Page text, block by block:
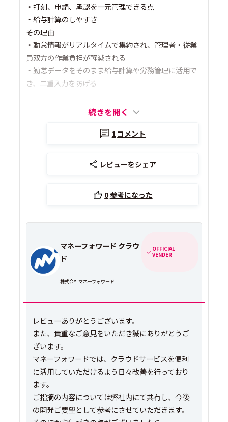
・打刻、申請、承認を一元管理できる点
・給与計算のしやすさ
その理由
・勤怠情報がリアルタイムで集約され、管理者・従業
員双方の作業負担が軽減される
・勤怠データをそのまま給与計算や労務管理に活用で
き、二重入力を防げる
続きを開く
1 コメント
レビューをシェア
0参考になった
マネーフォワード クラウ
ド
OFFICIAL
VENDER
株式会社マネーフォワード｜
レビューありがとうございます。
また、貴重なご意見をいただき誠にありがとうご
ざいます。
マネーフォワードでは、クラウドサービスを便利
に活用していただけるよう日々改善を行っており
ます。
ご指摘の内容については弊社内にて共有し、今後
の開発ご要望として参考にさせていただきます。